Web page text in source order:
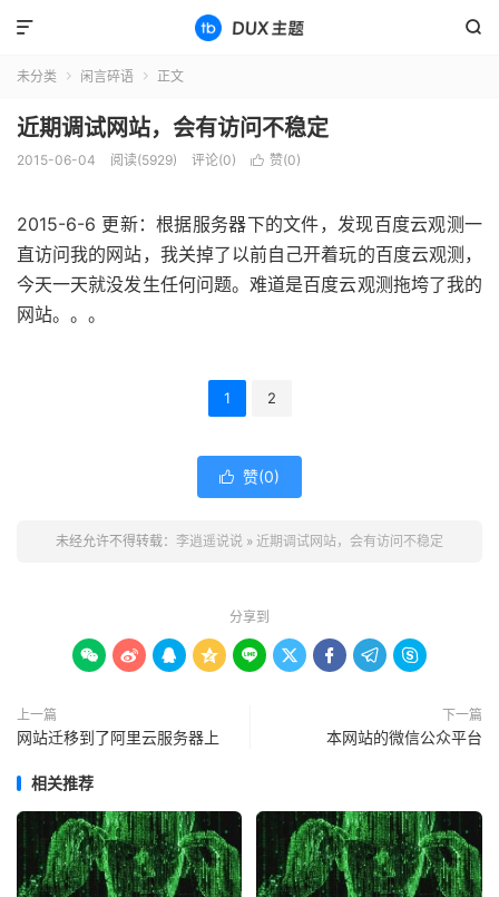


未分类  闲言碎语  正文
近期调试网站，会有访问不稳定
2015-06-04 阅读(5929) 评论(0)  赞(0)
2015-6-6 更新：根据服务器下的文件，发现百度云观测一
直访问我的网站，我关掉了以前自己开着玩的百度云观测，
今天一天就没发生任何问题。难道是百度云观测拖垮了我的
网站。。。
1 2
 赞(0)
未经允许不得转载： 李逍遥说说 » 近期调试网站，会有访问不稳定
分享到
        
上一篇
网站迁移到了阿里云服务器上
下一篇
本网站的微信公众平台
相关推荐